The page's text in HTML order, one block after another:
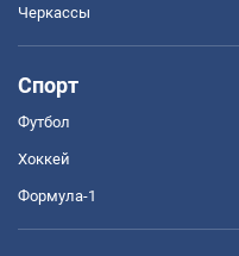
Черкассы
Спорт
Футбол
Хоккей
Формула-1